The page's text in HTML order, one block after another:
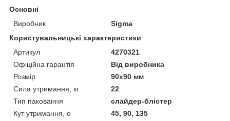
Основні
Виробник
Sigma
Користувальницькі характеристики
Артикул
4270321
Офіційна гарантія
Від виробника
Розмір
90х90 мм
Сила утримання, кг
22
Тип паковання
слайдер-блістер
Кут утримання, o
45, 90, 135